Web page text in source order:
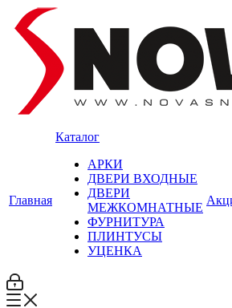
Главная
Каталог
АРКИ
ДВЕРИ ВХОДНЫЕ
ДВЕРИ
МЕЖКОМНАТНЫЕ
ФУРНИТУРА
ПЛИНТУСЫ
УЦЕНКА